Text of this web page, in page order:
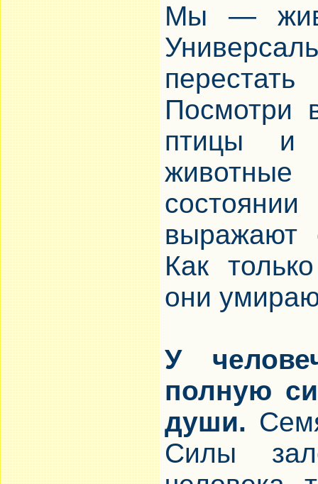
Мы —
Посмотри
птицы и
выражают
Как
они
У
полную
души.
Силы